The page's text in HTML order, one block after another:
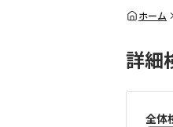
Instagram
使い方ガイド
ホーム
詳細
全体